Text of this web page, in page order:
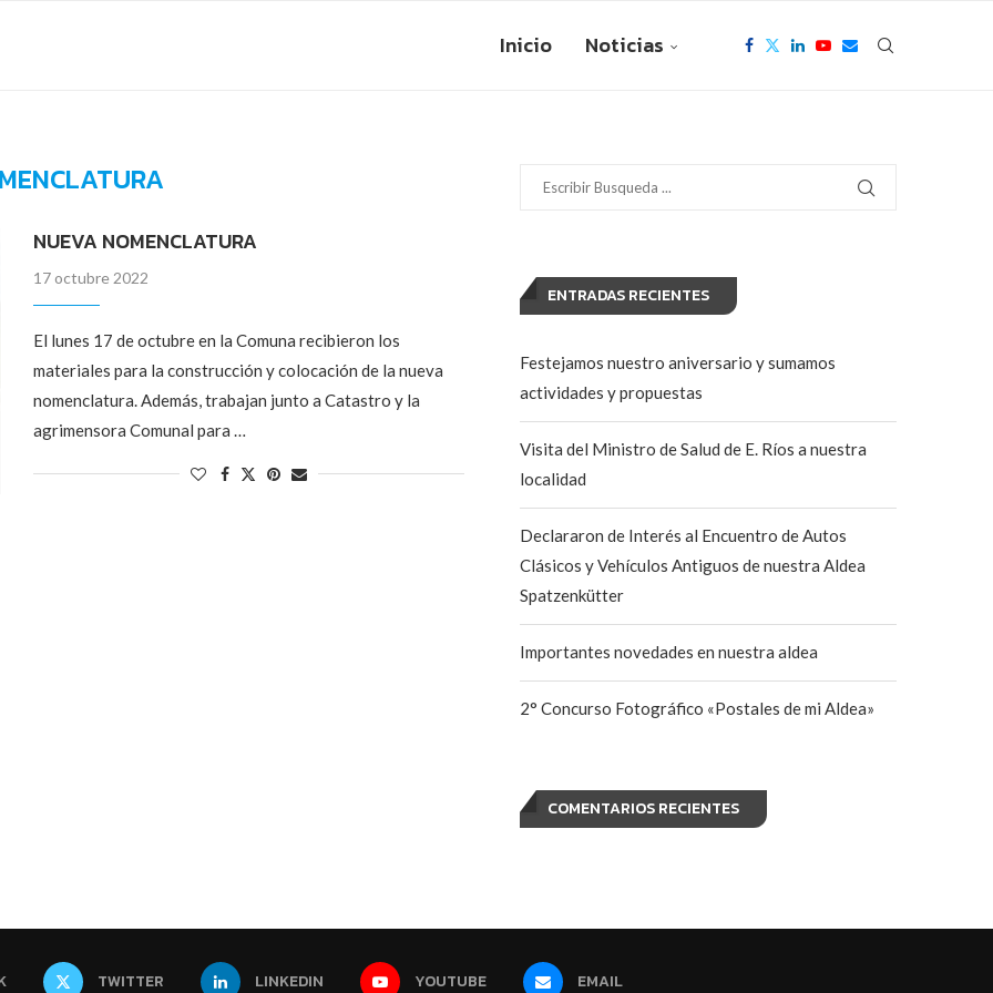
Inicio Noticias
NUEVA NOMENCLATURA
17 octubre 2022
El lunes 17 de octubre en la Comuna recibieron los
materiales para la construcción y colocación de la nueva
nomenclatura. Además, trabajan junto a Catastro y la
agrimensora Comunal para …
ENTRADAS RECIENTES
Festejamos nuestro aniversario y sumamos
actividades y propuestas
Visita del Ministro de Salud de E. Ríos a nuestra
localidad
Declararon de Interés al Encuentro de Autos
Clásicos y Vehículos Antiguos de nuestra Aldea
Spatzenkütter
Importantes novedades en nuestra aldea
2° Concurso Fotográfico «Postales de mi Aldea»
COMENTARIOS RECIENTES
TWITTER LINKEDIN YOUTUBE EMAIL